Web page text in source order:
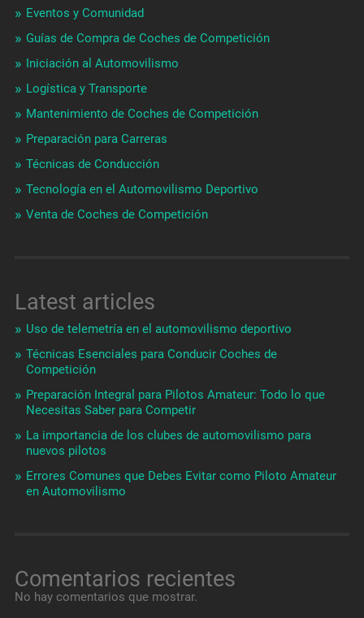
Eventos y Comunidad
Guías de Compra de Coches de Competición
Iniciación al Automovilismo
Logística y Transporte
Mantenimiento de Coches de Competición
Preparación para Carreras
Técnicas de Conducción
Tecnología en el Automovilismo Deportivo
Venta de Coches de Competición
Latest articles
Uso de telemetría en el automovilismo deportivo
Técnicas Esenciales para Conducir Coches de
Competición
Preparación Integral para Pilotos Amateur: Todo lo que
Necesitas Saber para Competir
La importancia de los clubes de automovilismo para
nuevos pilotos
Errores Comunes que Debes Evitar como Piloto Amateur
en Automovilismo
Comentarios recientes
No hay comentarios que mostrar.